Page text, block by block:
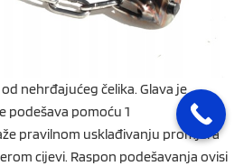
nehrđajućeg čelika. Glava je
podešava pomoću 1
pravilnom usklađivanju promjera
cijevi. Raspon podešavanja ovisi